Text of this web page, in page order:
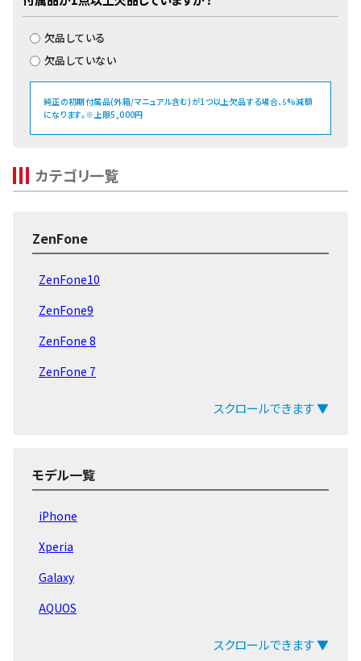
欠品している
欠品していない
純正の初期付属品(外箱/マニュアル含む)が1つ以上欠品する場合、5%減額
になります。※上限5,000円
カテゴリ一覧
ZenFone
ZenFone10
ZenFone9
ZenFone 8
ZenFone 7
ZenFone 旧モデル
スクロールできます ▼
モデル一覧
iPhone
Xperia
Galaxy
AQUOS
スクロールできます ▼